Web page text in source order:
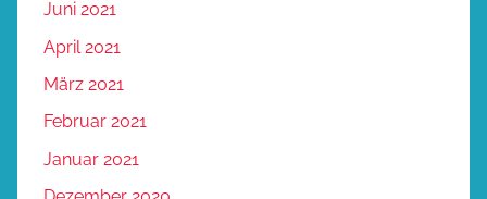
Juni 2021
April 2021
März 2021
Februar 2021
Januar 2021